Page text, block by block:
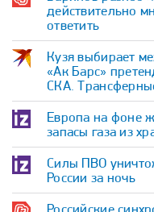
действительно
ответить
Кузя выбирает
«Ак Барс»
СКА.
Европа на фоне
запасы газа из
Силы ПВО
России за ночь